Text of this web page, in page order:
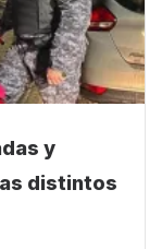
y
distintos